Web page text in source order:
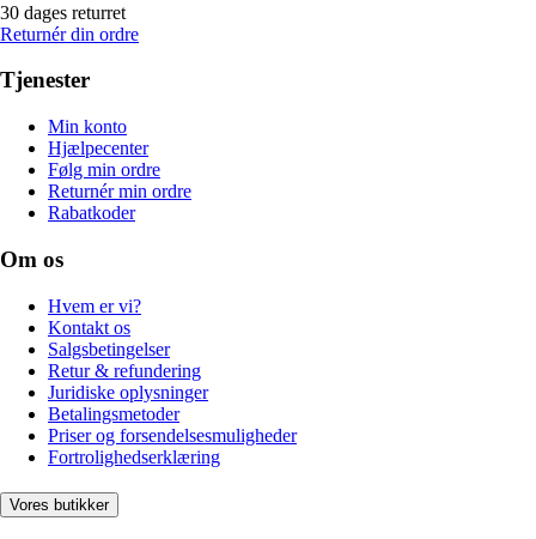
30 dages returret
Returnér din ordre
Tjenester
Min konto
Hjælpecenter
Følg min ordre
Returnér min ordre
Rabatkoder
Om os
Hvem er vi?
Kontakt os
Salgsbetingelser
Retur & refundering
Juridiske oplysninger
Betalingsmetoder
Priser og forsendelsesmuligheder
Fortrolighedserklæring
Vores butikker